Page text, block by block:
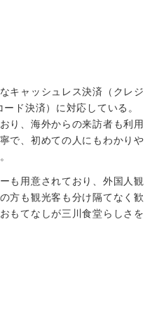
キャッシュレス決済（クレジ
ド決済）に対応している。
り、海外からの来訪者も利用
で、初めての人にもわかりや
も用意されており、外国人観
方も観光客も分け隔てなく歓
もてなしが三川食堂らしさを